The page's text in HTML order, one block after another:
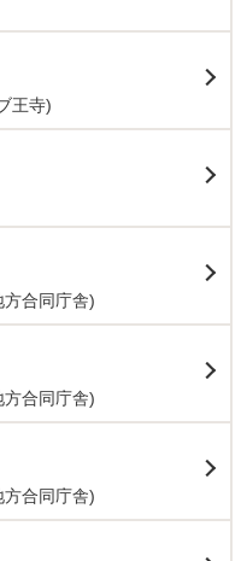
王寺)
合同庁舎)
合同庁舎)
合同庁舎)